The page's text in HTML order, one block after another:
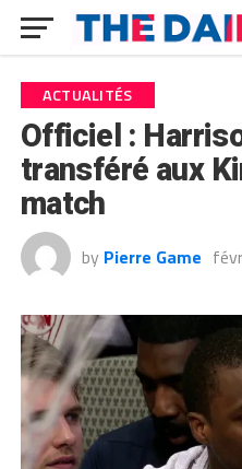
ACTUALITÉS
Officiel :
transféré aux
match
by Pierre Game